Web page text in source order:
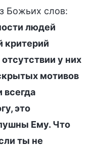
Божьих слов:
людей
критерий
у них
мотивов
всегда
это
Ему. Что
ты не